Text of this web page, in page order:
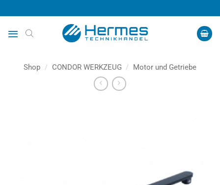
Inhalt
springen
Shop / CONDOR WERKZEUG / Motor und Getriebe